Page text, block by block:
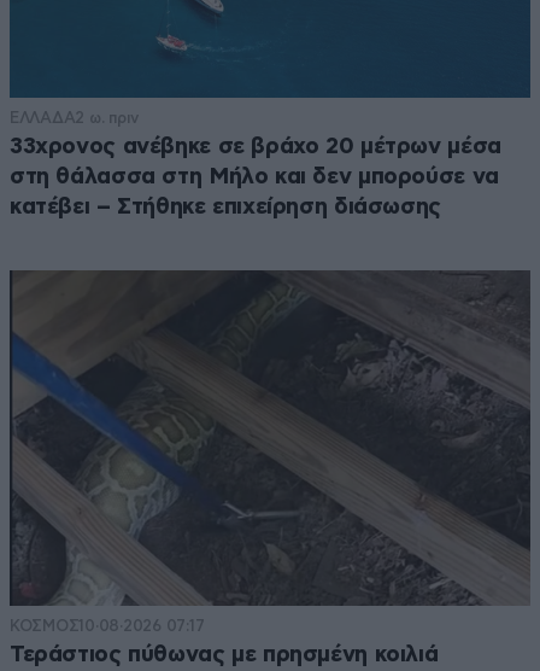
ΕΛΛΑΔΑ2 ω. πριν
33χρονος ανέβηκε σε βράχο 20 μέτρων μέσα
στη θάλασσα στη Μήλο και δεν μπορούσε να
κατέβει – Στήθηκε επιχείρηση διάσωσης
ΚΟΣΜΟΣ10·08·2026 07:17
Τεράστιος πύθωνας με πρησμένη κοιλιά